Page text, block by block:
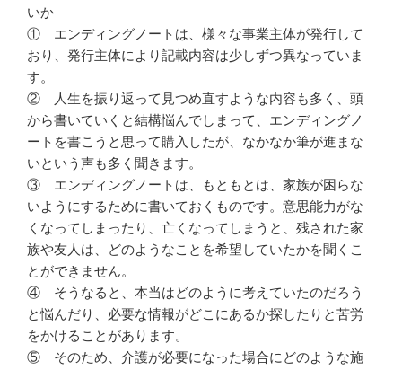
いか
① エンディングノートは、様々な事業主体が発行して
おり、発行主体により記載内容は少しずつ異なっていま
す。
② 人生を振り返って見つめ直すような内容も多く、頭
から書いていくと結構悩んでしまって、エンディングノ
ートを書こうと思って購入したが、なかなか筆が進まな
いという声も多く聞きます。
③ エンディングノートは、もともとは、家族が困らな
いようにするために書いておくものです。意思能力がな
くなってしまったり、亡くなってしまうと、残された家
族や友人は、どのようなことを希望していたかを聞くこ
とができません。
④ そうなると、本当はどのように考えていたのだろう
と悩んだり、必要な情報がどこにあるか探したりと苦労
をかけることがあります。
⑤ そのため、介護が必要になった場合にどのような施